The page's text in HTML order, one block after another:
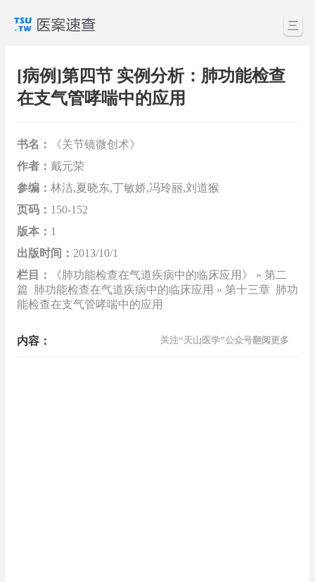
三
[病例]第四节 实例分析：肺功能检查
在支气管哮喘中的应用
书名：
《关节镜微创术》
作者： 戴元荣
参编： 林洁,夏晓东,丁敏娇,冯玲丽,刘道猴
页码： 150-152
版本： 1
出版时间： 2013/10/1
栏目：
《肺功能检查在气道疾病中的临床应用》 » 第二
篇 肺功能检查在气道疾病中的临床应用 » 第十三章 肺功
能检查在支气管哮喘中的应用
内容： 关注“天山医学”公众号翻阅更多